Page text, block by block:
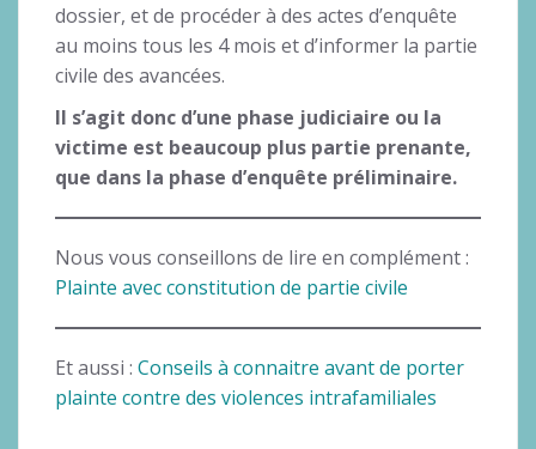
dossier, et de procéder à des actes d’enquête
au moins tous les 4 mois et d’informer la partie
civile des avancées.
Il s’agit donc d’une phase judiciaire ou la
victime est beaucoup plus partie prenante,
que dans la phase d’enquête préliminaire.
Nous vous conseillons de lire en complément :
Plainte avec constitution de partie civile
Et aussi : Conseils à connaitre avant de porter
plainte contre des violences intrafamiliales